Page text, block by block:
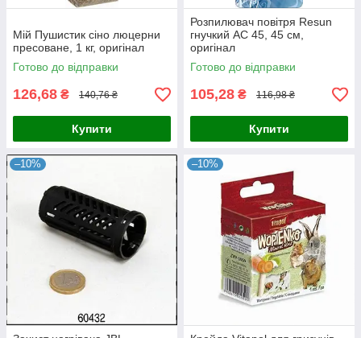
Мій Пушистик сіно люцерни
пресоване, 1 кг, оригінал
Готово до відправки
126,68 ₴ 140,76 ₴
Купити
Розпилювач повітря Resun
гнучкий AC 45, 45 см,
оригінал
Готово до відправки
105,28 ₴ 116,98 ₴
Купити
–10% –10%